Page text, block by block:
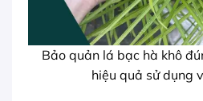
Bảo quản lá bạc hà khô
hiệu quả sử dụng